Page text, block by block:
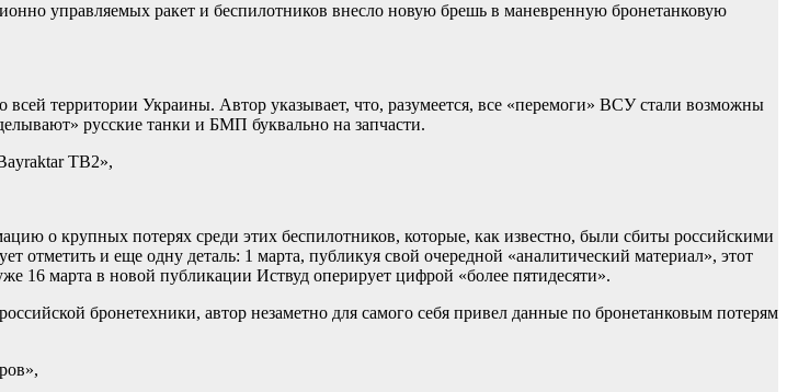
управляемых ракет и беспилотников внесло новую брешь в маневренную бронетанковую
территории Украины. Автор указывает, что, разумеется, все «перемоги» ВСУ стали возможны
русские танки и БМП буквально на запчасти.
TB2»,
о крупных потерях среди этих беспилотников, которые, как известно, были сбиты российскими
и еще одну деталь: 1 марта, публикуя свой очередной «аналитический материал», этот
16 марта в новой публикации Иствуд оперирует цифрой «более пятидесяти».
бронетехники, автор незаметно для самого себя привел данные по бронетанковым потерям